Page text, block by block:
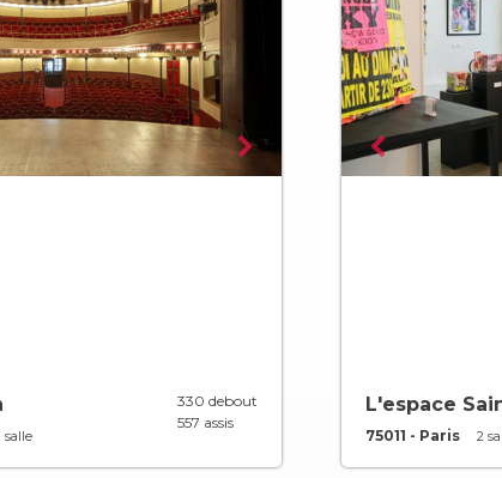
salle
330 debout
557 assis
L'espace
75011 - Paris 2